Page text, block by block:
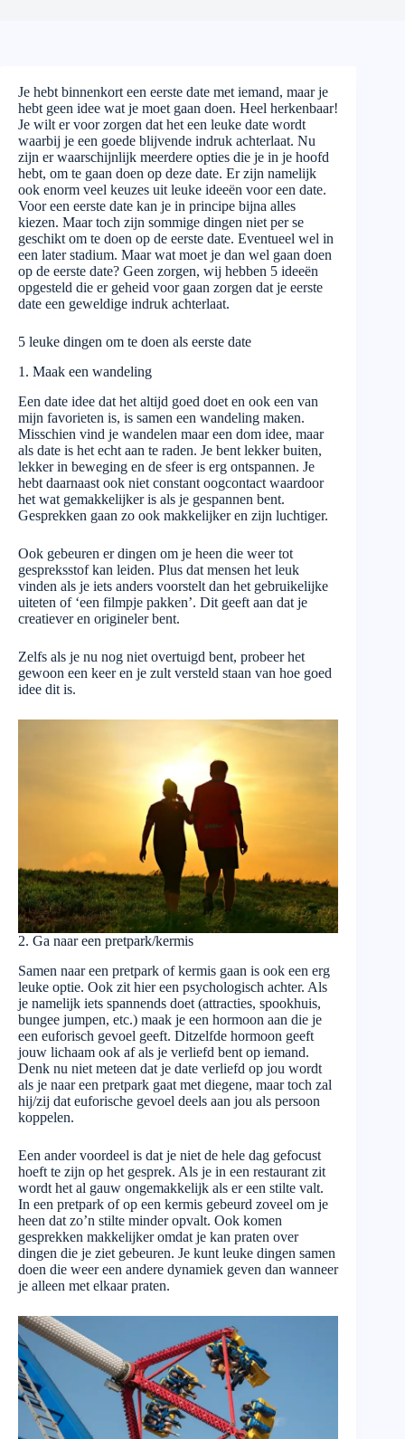
Je hebt binnenkort een eerste date met iemand, maar je
hebt geen idee wat je moet gaan doen. Heel herkenbaar!
Je wilt er voor zorgen dat het een leuke date wordt
waarbij je een goede blijvende indruk achterlaat. Nu
zijn er waarschijnlijk meerdere opties die je in je hoofd
hebt, om te gaan doen op deze date. Er zijn namelijk
ook enorm veel keuzes uit leuke ideeën voor een date.
Voor een eerste date kan je in principe bijna alles
kiezen. Maar toch zijn sommige dingen niet per se
geschikt om te doen op de eerste date. Eventueel wel in
een later stadium. Maar wat moet je dan wel gaan doen
op de eerste date? Geen zorgen, wij hebben 5 ideeën
opgesteld die er geheid voor gaan zorgen dat je eerste
date een geweldige indruk achterlaat.
5 leuke dingen om te doen als eerste date
1. Maak een wandeling
Een date idee dat het altijd goed doet en ook een van
mijn favorieten is, is samen een wandeling maken.
Misschien vind je wandelen maar een dom idee, maar
als date is het echt aan te raden. Je bent lekker buiten,
lekker in beweging en de sfeer is erg ontspannen. Je
hebt daarnaast ook niet constant oogcontact waardoor
het wat gemakkelijker is als je gespannen bent.
Gesprekken gaan zo ook makkelijker en zijn luchtiger.
Ook gebeuren er dingen om je heen die weer tot
gespreksstof kan leiden. Plus dat mensen het leuk
vinden als je iets anders voorstelt dan het gebruikelijke
uiteten of ‘een filmpje pakken’. Dit geeft aan dat je
creatiever en origineler bent.
Zelfs als je nu nog niet overtuigd bent, probeer het
gewoon een keer en je zult versteld staan van hoe goed
idee dit is.
2. Ga naar een pretpark/kermis
Samen naar een pretpark of kermis gaan is ook een erg
leuke optie. Ook zit hier een psychologisch achter. Als
je namelijk iets spannends doet (attracties, spookhuis,
bungee jumpen, etc.) maak je een hormoon aan die je
een euforisch gevoel geeft. Ditzelfde hormoon geeft
jouw lichaam ook af als je verliefd bent op iemand.
Denk nu niet meteen dat je date verliefd op jou wordt
als je naar een pretpark gaat met diegene, maar toch zal
hij/zij dat euforische gevoel deels aan jou als persoon
koppelen.
Een ander voordeel is dat je niet de hele dag gefocust
hoeft te zijn op het gesprek. Als je in een restaurant zit
wordt het al gauw ongemakkelijk als er een stilte valt.
In een pretpark of op een kermis gebeurd zoveel om je
heen dat zo’n stilte minder opvalt. Ook komen
gesprekken makkelijker omdat je kan praten over
dingen die je ziet gebeuren. Je kunt leuke dingen samen
doen die weer een andere dynamiek geven dan wanneer
je alleen met elkaar praten.